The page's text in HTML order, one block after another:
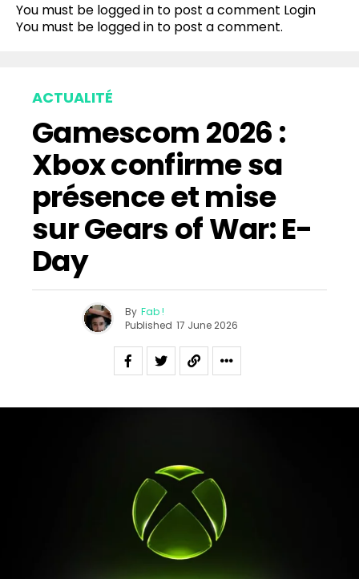
You must be logged in to post a comment Login
You must be logged in to post a comment.
ACTUALITÉ
Gamescom 2026 :
Xbox confirme sa
présence et mise
sur Gears of War: E-
Day
By Fab !
Published 17 June 2026